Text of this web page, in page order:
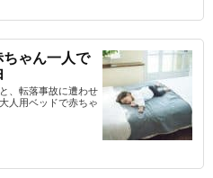
ゃん一人で
、転落事故に遭わせ
人用ベッドで赤ちゃ